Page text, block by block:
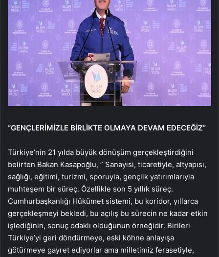
“GENÇLERİMİZLE BİRLİKTE OLMAYA DEVAM EDECEĞİZ”
Türkiye’nin 21 yılda büyük dönüşüm gerçekleştirdiğini
belirten Bakan Kasapoğlu, ” Sanayisi, ticaretiyle, altyapısı,
sağlığı, eğitimi, turizmi, sporuyla, gençlik yatırımlarıyla
muhteşem bir süreç. Özellikle son 5 yıllık süreç.
Cumhurbaşkanlığı Hükümet sistemi, bu koridor, yıllarca
gerçekleşmeyi bekledi, bu açılış bu sürecin ne kadar etkin
işlediğinin, sonuç odaklı olduğunun örneğidir. Birileri
Türkiye’yi geri döndürmeye, eski köhne anlayışa
götürmeye gayret ediyorlar ama milletimiz ferasetiyle,